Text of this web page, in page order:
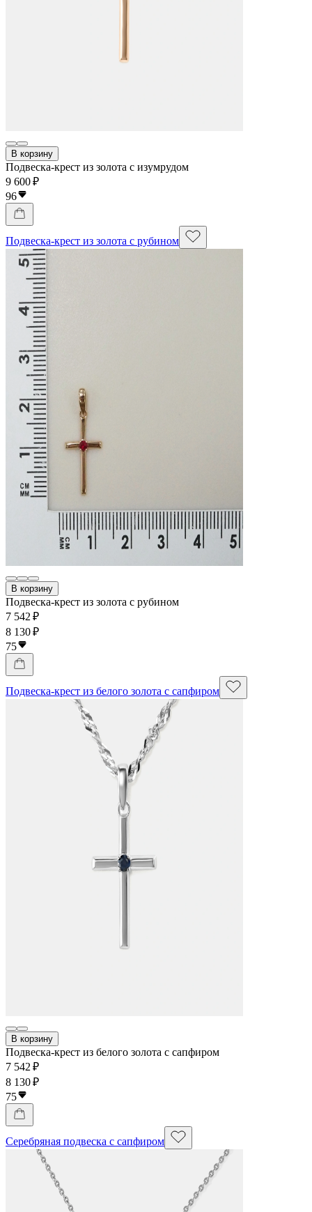
В корзину
Подвеска-крест из золота с изумрудом
9 600 ₽
96
Подвеска-крест из золота с рубином
В корзину
Подвеска-крест из золота с рубином
7 542 ₽
8 130 ₽
75
Подвеска-крест из белого золота с сапфиром
В корзину
Подвеска-крест из белого золота с сапфиром
7 542 ₽
8 130 ₽
75
Серебряная подвеска с сапфиром